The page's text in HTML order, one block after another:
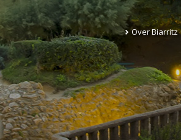
Over Biarritz